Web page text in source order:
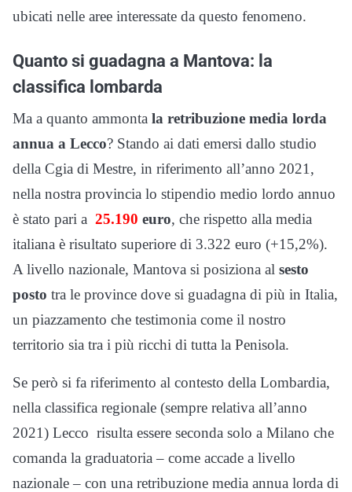
ubicati nelle aree interessate da questo fenomeno.
Quanto si guadagna a Mantova: la
classifica lombarda
Ma a quanto ammonta la retribuzione media lorda
annua a Lecco? Stando ai dati emersi dallo studio
della Cgia di Mestre, in riferimento all’anno 2021,
nella nostra provincia lo stipendio medio lordo annuo
è stato pari a 25.190 euro, che rispetto alla media
italiana è risultato superiore di 3.322 euro (+15,2%).
A livello nazionale, Mantova si posiziona al sesto
posto tra le province dove si guadagna di più in Italia,
un piazzamento che testimonia come il nostro
territorio sia tra i più ricchi di tutta la Penisola.
Se però si fa riferimento al contesto della Lombardia,
nella classifica regionale (sempre relativa all’anno
2021) Lecco risulta essere seconda solo a Milano che
comanda la graduatoria – come accade a livello
nazionale – con una retribuzione media annua lorda di